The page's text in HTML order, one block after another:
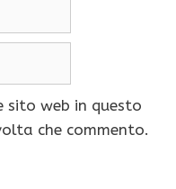
sito web in questo
che commento.